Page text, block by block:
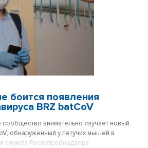
боится появления
BRZ batCoV
внимательно изучает новый
обнаруженный у летучих мышей в
служба Роспотребнадзора